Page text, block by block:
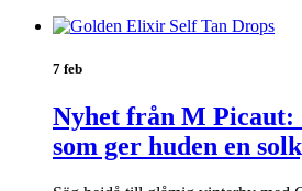
7 feb
Nyhet från M Picaut:
som ger huden en